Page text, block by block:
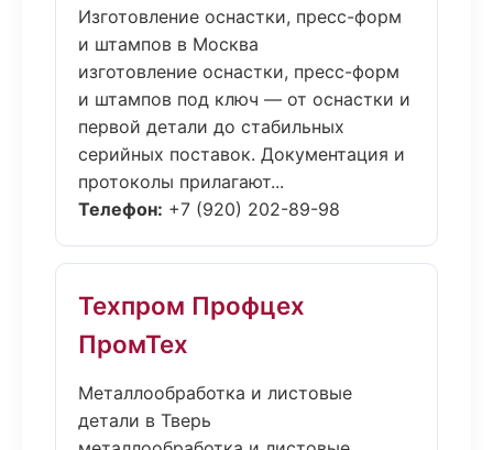
Изготовление оснастки, пресс-форм
и штампов в Москва
изготовление оснастки, пресс-форм
и штампов под ключ — от оснастки и
первой детали до стабильных
серийных поставок. Документация и
протоколы прилагают...
Телефон: +7 (920) 202-89-98
Техпром Профцех
ПромТех
Металлообработка и листовые
детали в Тверь